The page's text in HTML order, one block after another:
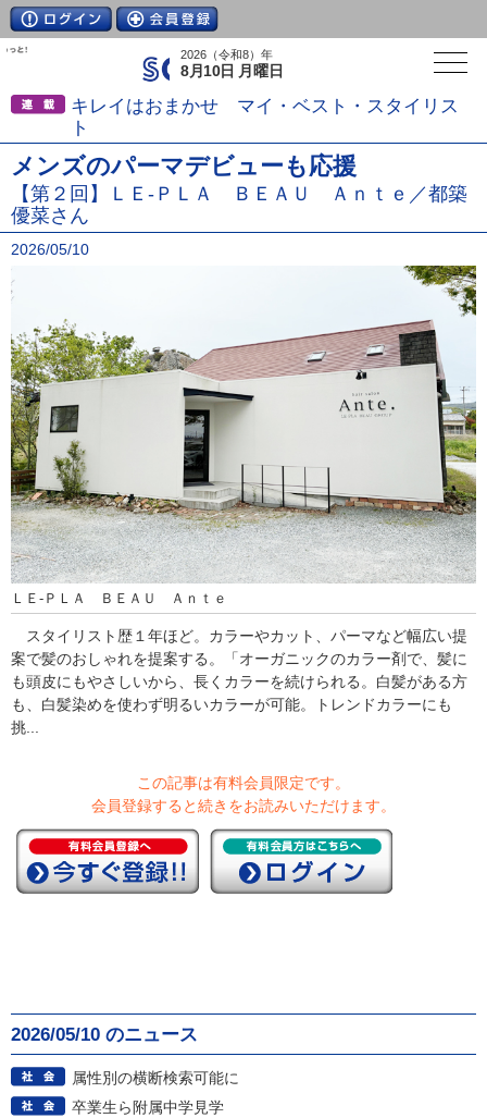
2026（令和8）年
8月10日 月曜日
キレイはおまかせ マイ・ベスト・スタイリス
ト
メンズのパーマデビューも応援
【第２回】ＬＥ‐ＰＬＡ ＢＥＡＵ Ａｎｔｅ／都築
優菜さん
2026/05/10
ＬＥ‐ＰＬＡ ＢＥＡＵ Ａｎｔｅ
スタイリスト歴１年ほど。カラーやカット、パーマなど幅広い提
案で髪のおしゃれを提案する。「オーガニックのカラー剤で、髪に
も頭皮にもやさしいから、長くカラーを続けられる。白髪がある方
も、白髪染めを使わず明るいカラーが可能。トレンドカラーにも
挑...
この記事は有料会員限定です。
会員登録すると続きをお読みいただけます。
2026/05/10 のニュース
属性別の横断検索可能に
卒業生ら附属中学見学